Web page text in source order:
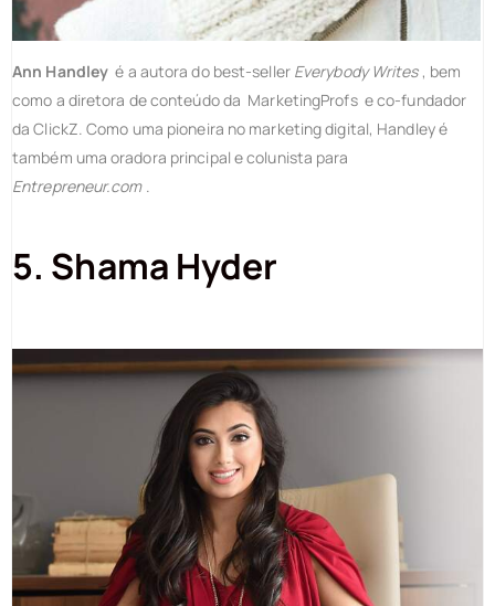
Ann Handley é a autora do best-sellerEverybody Writes, bem
como a diretora de conteúdo da MarketingProfs e co-fundador
da ClickZ. Como uma pioneira no marketing digital, Handley é
também uma oradora principal e colunista para
Entrepreneur.com.
5. Shama Hyder